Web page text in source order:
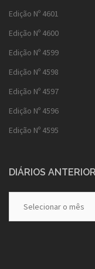
Edição Nº 4601
Edição Nº 4600
Edição Nº 4599
Edição Nº 4598
Edição Nº 4597
Edição Nº 4596
Edição Nº 4595
DIÁRIOS
Anteriores